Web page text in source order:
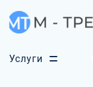
Услуги